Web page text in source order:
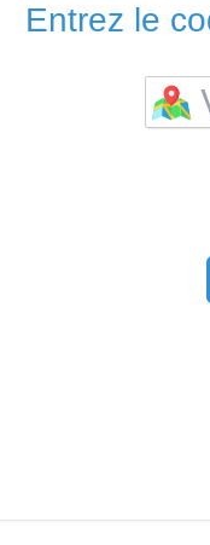
Entrez le